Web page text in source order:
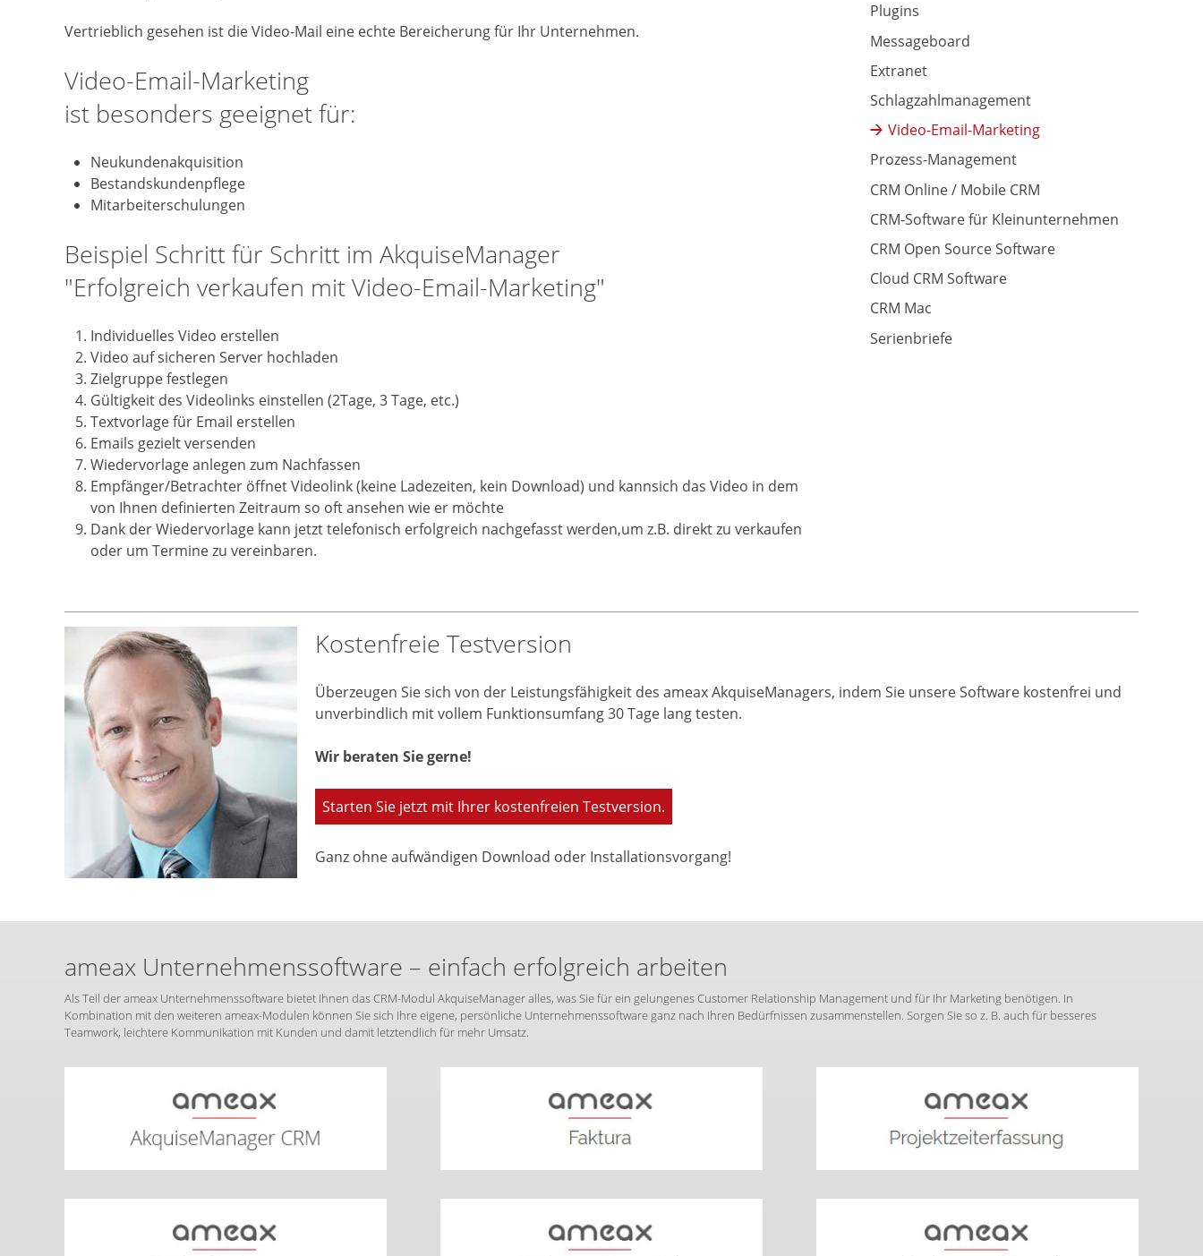
Plugins
Messageboard
Extranet
Schlagzahlmanagement
Video-Email-Marketing
Prozess-Management
CRM Online / Mobile CRM
CRM-Software für Kleinunternehmen
CRM Open Source Software
Cloud CRM Software
CRM Mac
Serienbriefe
Vertrieblich gesehen ist die Video-Mail eine echte Bereicherung für Ihr Unternehmen.
Video-Email-Marketing
ist besonders geeignet für:
Neukundenakquisition
Bestandskundenpflege
Mitarbeiterschulungen
Beispiel Schritt für Schritt im AkquiseManager
"Erfolgreich verkaufen mit Video-Email-Marketing"
Individuelles Video erstellen
Video auf sicheren Server hochladen
Zielgruppe festlegen
Gültigkeit des Videolinks einstellen (2Tage, 3 Tage, etc.)
Textvorlage für Email erstellen
Emails gezielt versenden
Wiedervorlage anlegen zum Nachfassen
Empfänger/Betrachter öffnet Videolink (keine Ladezeiten, kein Download) und kannsich das Video in dem
von Ihnen definierten Zeitraum so oft ansehen wie er möchte
Dank der Wiedervorlage kann jetzt telefonisch erfolgreich nachgefasst werden,um z.B. direkt zu verkaufen
oder um Termine zu vereinbaren.
Kostenfreie Testversion
Überzeugen Sie sich von der Leistungsfähigkeit des ameax AkquiseManagers, indem Sie unsere Software kostenfrei und
unverbindlich mit vollem Funktionsumfang 30 Tage lang testen.
Wir beraten Sie gerne!
Starten Sie jetzt mit Ihrer kostenfreien Testversion.
Ganz ohne aufwändigen Download oder Installationsvorgang!
ameax Unternehmenssoftware – einfach erfolgreich arbeiten
Als Teil der ameax Unternehmenssoftware bietet Ihnen das CRM-Modul AkquiseManager alles, was Sie für ein gelungenes Customer Relationship Management und für Ihr Marketing benötigen. In
Kombination mit den weiteren ameax-Modulen können Sie sich Ihre eigene, persönliche Unternehmenssoftware ganz nach Ihren Bedürfnissen zusammenstellen. Sorgen Sie so z. B. auch für besseres
Teamwork, leichtere Kommunikation mit Kunden und damit letztendlich für mehr Umsatz.